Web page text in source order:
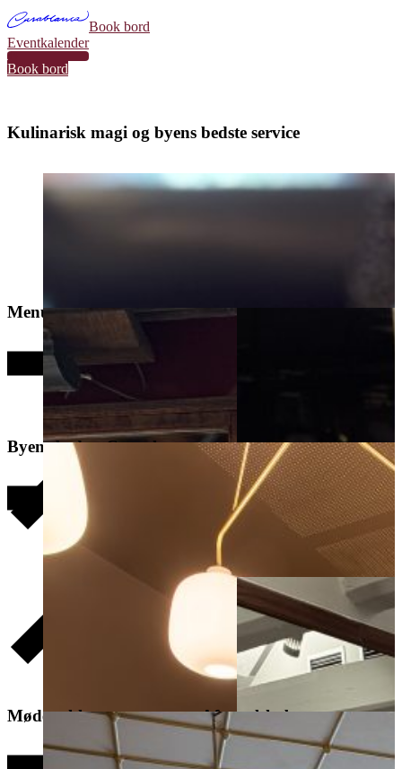
Book bord
Eventkalender
34
Book bord
Kulinarisk magi og byens bedste service
Menu
Byens bedste Crunch
Frokostselskab
Mødepakker Aftenselskab